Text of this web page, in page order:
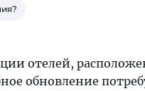
отелей,
обновление